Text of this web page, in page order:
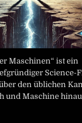
Maschinen“ ist ein
Science-
den üblichen
und Maschine